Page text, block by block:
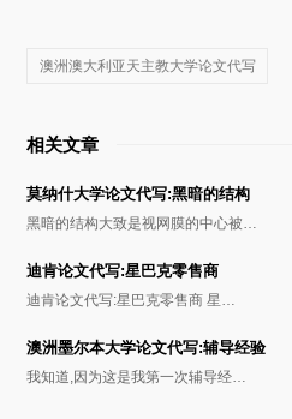
澳洲澳大利亚天主教大学论文代写
相关文章
莫纳什大学论文代写:黑暗的结构
黑暗的结构大致是视网膜的中心被…
迪肯论文代写:星巴克零售商
迪肯论文代写:星巴克零售商 星…
澳洲墨尔本大学论文代写:辅导经验
我知道,因为这是我第一次辅导经…